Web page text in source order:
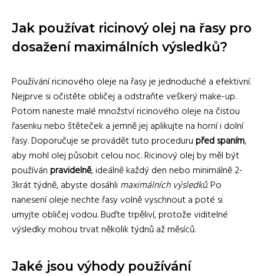
Jak používat ricinový olej na řasy pro
dosažení maximálních výsledků?
Používání ricinového oleje na řasy je jednoduché a efektivní.
Nejprve si očistěte obličej a odstraňte veškerý make-up.
Potom naneste malé množství ricinového oleje na čistou
řasenku nebo štěteček a jemně jej aplikujte na horní i dolní
řasy. Doporučuje se provádět tuto procedurupřed spaním,
aby mohl olej působit celou noc. Ricinový olej by měl být
používánpravidelně, ideálně každý den nebo minimálně 2-
3krát týdně, abyste dosáhlimaximálních výsledků. Po
nanesení oleje nechte řasy volně vyschnout a poté si
umyjte obličej vodou. Buďte trpěliví, protože viditelné
výsledky mohou trvat několik týdnů až měsíců.
Jaké jsou výhody používání